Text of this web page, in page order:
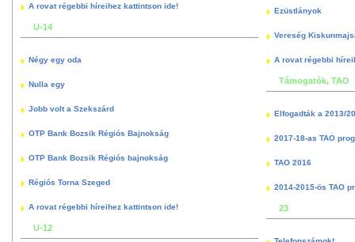
A rovat régebbi híreihez kattintson ide!
U-14
Négy egy oda
Nulla egy
Jobb volt a Szekszárd
OTP Bank Bozsik Régiós Bajnokság
OTP Bank Bozsik Régiós bajnokság
Régiós Torna Szeged
A rovat régebbi híreihez kattintson ide!
U-12
Ezüstlányok
Vereség
A rovat régebbi
Támogatók, TAO
Elfogadták a 2013/
2017-18-as TAO
TAO 2016
2014-2015-ös TAO
23